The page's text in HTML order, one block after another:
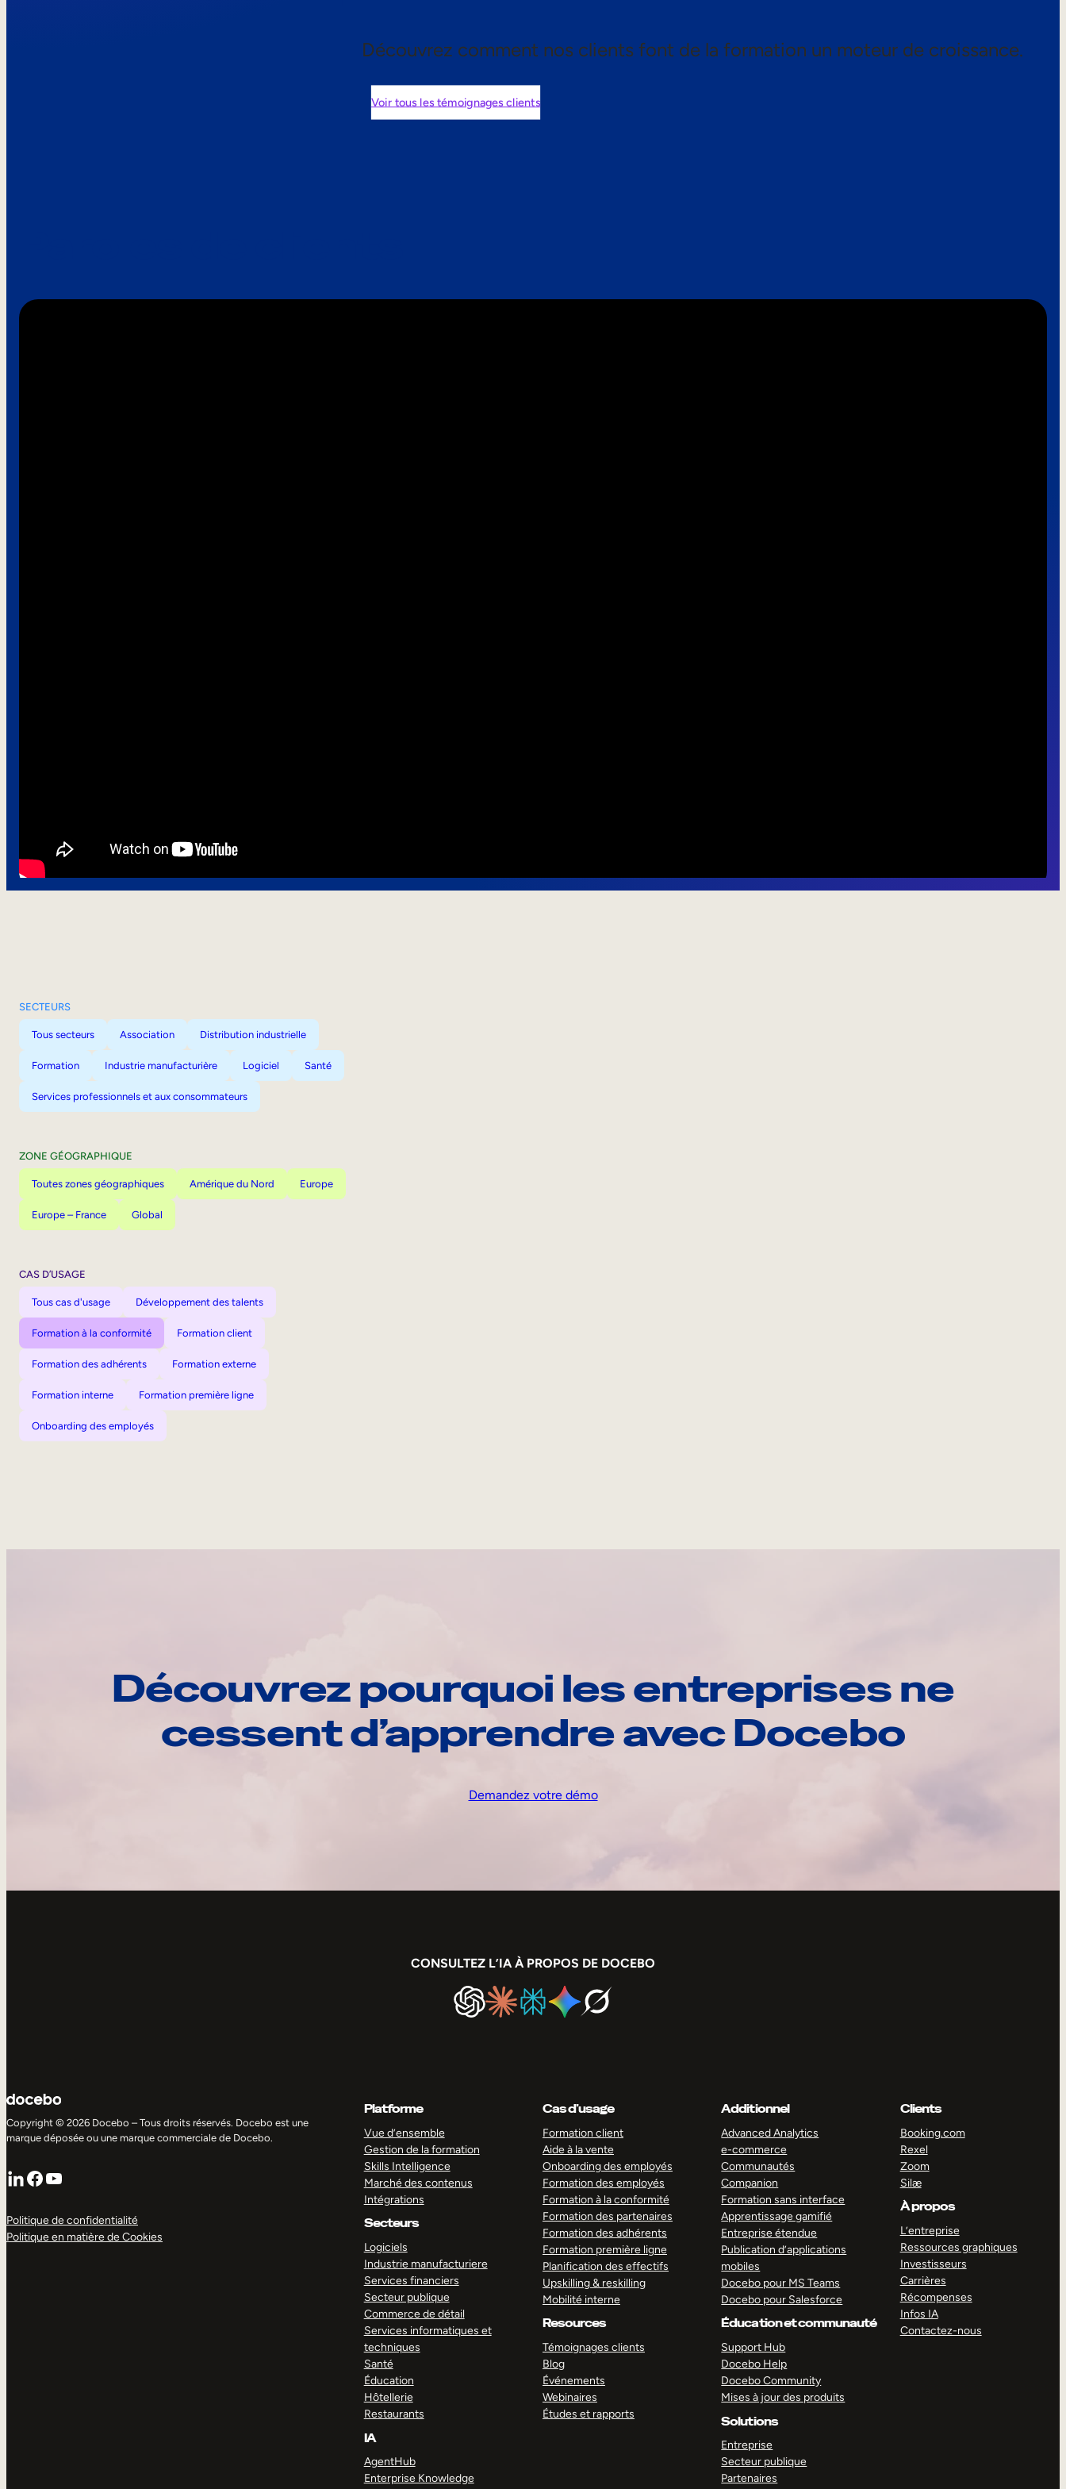
Découvrez comment nos clients font de la formation un moteur de croissance.
Voir tous les témoignages clients
SECTEURS
Tous secteurs Association Distribution industrielle
Formation Industrie manufacturière Logiciel Santé
Services professionnels et aux consommateurs
ZONE GÉOGRAPHIQUE
Toutes zones géographiques Amérique du Nord Europe
Europe – France Global
CAS D’USAGE
Tous cas d'usage Développement des talents
Formation à la conformité Formation client
Formation des adhérents Formation externe
Formation interne Formation première ligne
Onboarding des employés
Découvrez pourquoi les entreprises ne
cessent d’apprendre avec Docebo
Demandez votre démo
CONSULTEZ L’IA À PROPOS DE DOCEBO
Copyright © 2026 Docebo – Tous droits réservés. Docebo est une
marque déposée ou une marque commerciale de Docebo.
LinkedIn
Facebook
YouTube
Politique de confidentialité
Politique en matière de Cookies
Platforme
Vue d’ensemble
Gestion de la formation
Skills Intelligence
Marché des contenus
Intégrations
Secteurs
Logiciels
Industrie manufacturiere
Services financiers
Secteur publique
Commerce de détail
Services informatiques et
techniques
Santé
Éducation
Hôtellerie
Restaurants
IA
AgentHub
Enterprise Knowledge
Cas d’usage
Formation client
Aide à la vente
Onboarding des employés
Formation des employés
Formation à la conformité
Formation des partenaires
Formation des adhérents
Formation première ligne
Planification des effectifs
Upskilling & reskilling
Mobilité interne
Resources
Témoignages clients
Blog
Événements
Webinaires
Études et rapports
Additionnel
Advanced Analytics
e-commerce
Communautés
Companion
Formation sans interface
Apprentissage gamifié
Entreprise étendue
Publication d’applications
mobiles
Docebo pour MS Teams
Docebo pour Salesforce
Éducation et communauté
Support Hub
Docebo Help
Docebo Community
Mises à jour des produits
Solutions
Entreprise
Secteur publique
Partenaires
Clients
Booking.com
Rexel
Zoom
Silæ
À propos
L’entreprise
Ressources graphiques
Investisseurs
Carrières
Récompenses
Infos IA
Contactez-nous